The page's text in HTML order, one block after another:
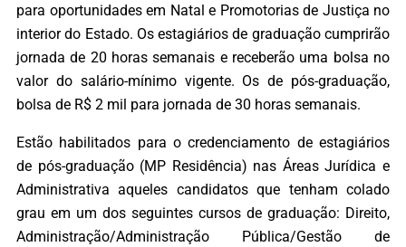
para oportunidades em Natal e Promotorias de Justiça no
interior do Estado. Os estagiários de graduação cumprirão
jornada de 20 horas semanais e receberão uma bolsa no
valor do salário-mínimo vigente. Os de pós-graduação,
bolsa de R$ 2 mil para jornada de 30 horas semanais.
Estão habilitados para o credenciamento de estagiários
de pós-graduação (MP Residência) nas Áreas Jurídica e
Administrativa aqueles candidatos que tenham colado
grau em um dos seguintes cursos de graduação: Direito,
Administração/Administração Pública/Gestão de